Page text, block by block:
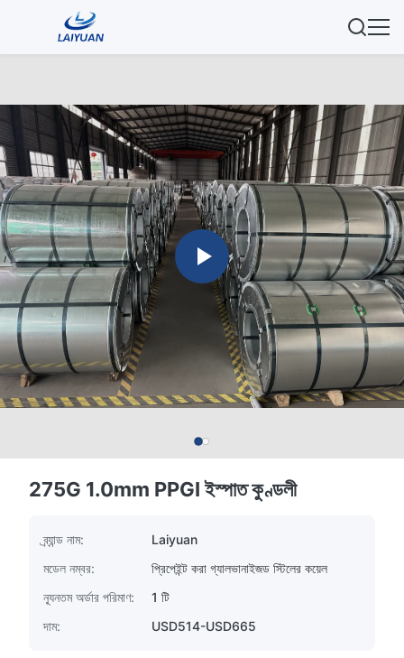
275G 1.0mm PPGI ইস্পাত কুণ্ডলী
ব্র্যান্ড নাম:
Laiyuan
মডেল নম্বর:
প্রিপেইন্ট করা গ্যালভানাইজড স্টিলের কয়েল
ন্যূনতম অর্ডার পরিমাণ:
1 টি
দাম:
USD514-USD665